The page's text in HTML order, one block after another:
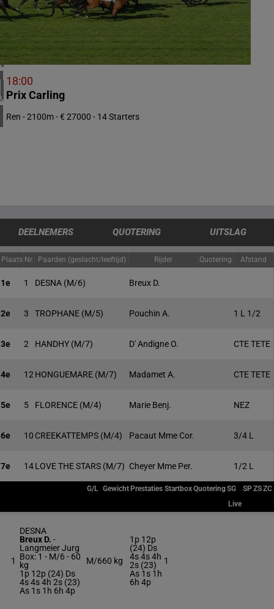
4 meeting(s)
CHILI
1 meeting(s)
VERENIGDE STATEN
4 meeting(s)
18:00
Prix Carling
Ren - 2100m - € 27000 - 14 Starters
DEELNEMERS QUOTERING UITSLAG
Plaats Nr. Paarden (geslacht/leeftijd) Rijder Quotering Afstand
1e 1 DESNA (M/6) Breux D.
2e 3 TROPHANE (M/5) Pouchin A. 1 L 1/2
3e 2 HANDHY (M/7) D' Andigne O. CTE TETE
4e 12 HONGUEMARE (M/7) Madamet A. CTE TETE
5e 5 FLORENCE (M/4) Marie Benj. NEZ
6e 10 CREEKATTEMPS (M/4) Pacaut Mme Cor. 3/4 L
7e 14LOVE THE STARS (M/7) Cheyer Mme Per. 1/2 L
G/L Gewicht Prestaties StartboxQuoteringSG SPZSZC
Live
1
DESNA
Breux D. -
Langmeier Jurg
Box: 1 - M/6 - 60
kg
1p 12p (24) Ds
4s 4s 4h 2s (23)
As 1s 1h 6h 4p
M/660 kg
1p 12p
(24) Ds
4s 4s 4h
2s (23)
As 1s 1h
6h 4p
1